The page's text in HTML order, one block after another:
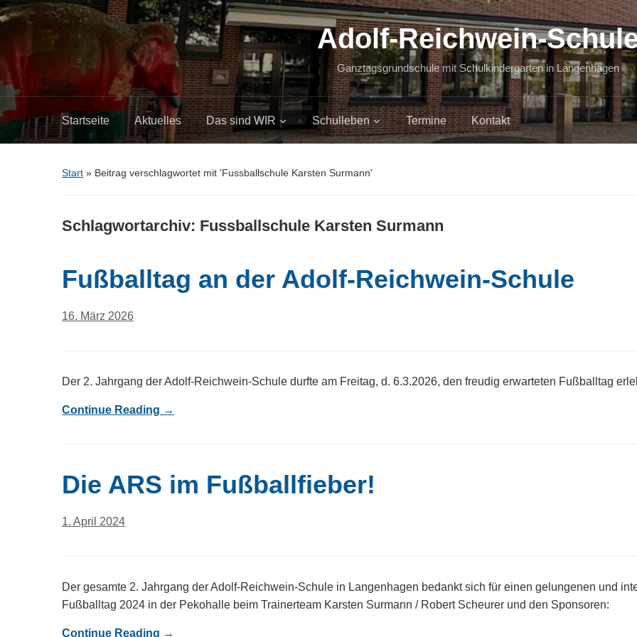
Adolf-Reichwein-
Ganztagsgrundschule mit Schulkindergarten in Langenhagen
Startseite Aktuelles Das sind WIR Schulleben Termine Kontakt
Start » Beitrag verschlagwortet mit 'Fussballschule Karsten Surmann'
Schlagwortarchiv: Fussballschule Karsten Surmann
Fußballtag an der Adolf-Reichwein-Schule
16. März 2026
Der 2. Jahrgang der Adolf-Reichwein-Schule durfte am Freitag, d. 6.3.2026, den freudig erwarteten Fußballtag
Continue Reading →
Die ARS im Fußballfieber!
1. April 2024
Der gesamte 2. Jahrgang der Adolf-Reichwein-Schule in Langenhagen bedankt sich für einen gelungenen und
Fußballtag 2024 in der Pekohalle beim Trainerteam Karsten Surmann / Robert Scheurer und den Sponsoren:
Continue Reading →